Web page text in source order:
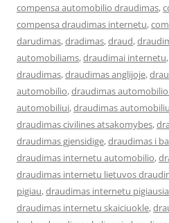
compensa automobilio draudimas,
compensa draudimas internetu,
darudimas,dradimas,draud,
automobiliams,draudimai internetu,
draudimas,draudimas anglijoje,
automobilio,draudimas
automobiliui,draudimas
draudimas civilines atsakomybes,
draudimas gjensidige,draudimas i
draudimas internetu automobilio,
draudimas internetu lietuvos
pigiau,draudimas internetu
draudimas internetu skaiciuokle,